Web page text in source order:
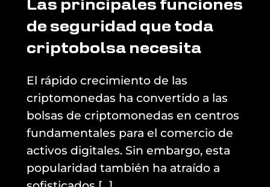
Las principales funciones
de seguridad que toda
criptobolsa necesita
El rápido crecimiento de las
criptomonedas ha convertido a las
bolsas de criptomonedas en centros
fundamentales para el comercio de
activos digitales. Sin embargo, esta
popularidad también ha atraído a